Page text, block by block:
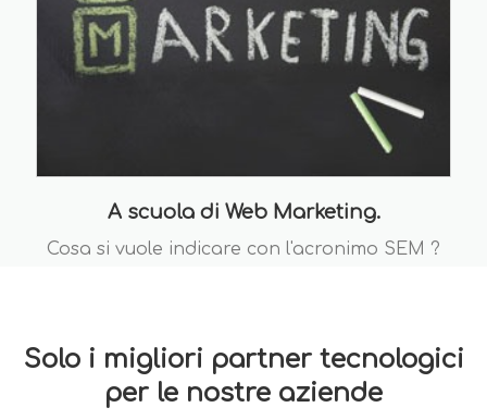
A scuola di Web Marketing.
Cosa si vuole indicare con l'acronimo SEM ?
Solo i migliori partner tecnologici
per le nostre aziende